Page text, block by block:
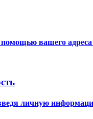
торговую информацию
помощью вашего
личную